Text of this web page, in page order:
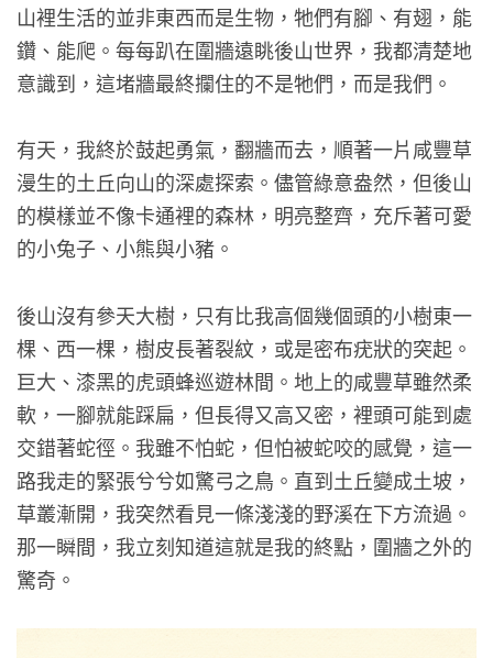
山裡生活的並非東西而是生物，牠們有腳、有翅，能
鑽、能爬。每每趴在圍牆遠眺後山世界，我都清楚地
意識到，這堵牆最終攔住的不是牠們，而是我們。
有天，我終於鼓起勇氣，翻牆而去，順著一片咸豐草
漫生的土丘向山的深處探索。儘管綠意盎然，但後山
的模樣並不像卡通裡的森林，明亮整齊，充斥著可愛
的小兔子、小熊與小豬。
後山沒有參天大樹，只有比我高個幾個頭的小樹東一
棵、西一棵，樹皮長著裂紋，或是密布疣狀的突起。
巨大、漆黑的虎頭蜂巡遊林間。地上的咸豐草雖然柔
軟，一腳就能踩扁，但長得又高又密，裡頭可能到處
交錯著蛇徑。我雖不怕蛇，但怕被蛇咬的感覺，這一
路我走的緊張兮兮如驚弓之鳥。直到土丘變成土坡，
草叢漸開，我突然看見一條淺淺的野溪在下方流過。
那一瞬間，我立刻知道這就是我的終點，圍牆之外的
驚奇。